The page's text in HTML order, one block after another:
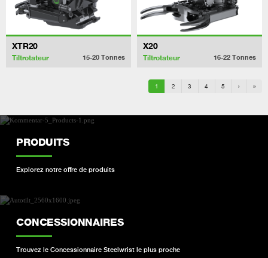
XTR20
Tiltrotateur 15-20 Tonnes
X20
Tiltrotateur 16-22 Tonnes
1 2 3 4 5 › »
PRODUITS
Explorez notre offre de produits
CONCESSIONNAIRES
Trouvez le Concessionnaire Steelwrist le plus proche